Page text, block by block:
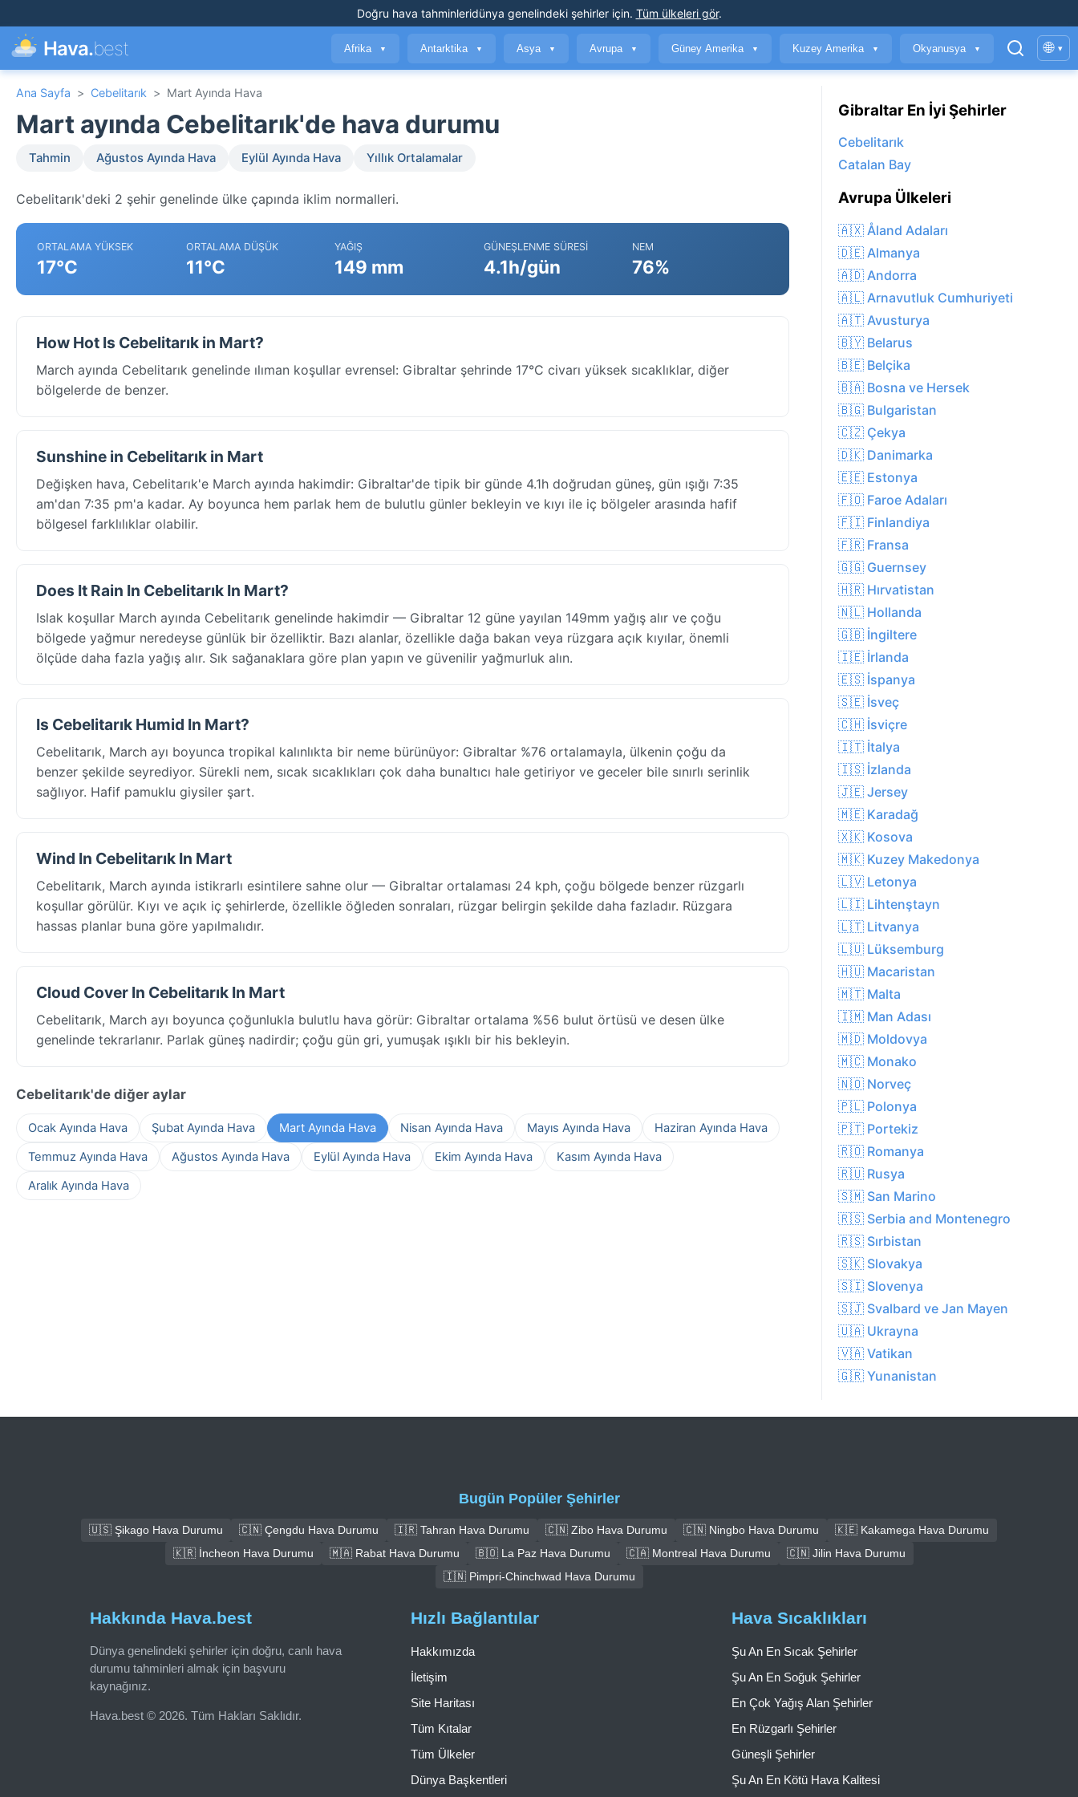
Doğru hava tahminleridünya genelindeki şehirler için. Tüm ülkeleri gör.
Hava.best Afrika ▼ Antarktika ▼ Asya ▼ Avrupa ▼ Güney Amerika ▼ Kuzey Amerika ▼ Okyanusya ▼ 🌐 ▾
Ana Sayfa > Cebelitarık > Mart Ayında Hava
Mart ayında Cebelitarık'de hava durumu
Tahmin Ağustos Ayında Hava Eylül Ayında Hava Yıllık Ortalamalar
Cebelitarık'deki 2 şehir genelinde ülke çapında iklim normalleri.
ORTALAMA YÜKSEK
17°C
ORTALAMA DÜŞÜK
11°C
YAĞIŞ
149 mm
GÜNEŞLENME SÜRESI
4.1h/gün
NEM
76%
How Hot Is Cebelitarık in Mart?
March ayında Cebelitarık genelinde ılıman koşullar evrensel: Gibraltar şehrinde 17°C civarı yüksek sıcaklıklar, diğer
bölgelerde de benzer.
Sunshine in Cebelitarık in Mart
Değişken hava, Cebelitarık'e March ayında hakimdir: Gibraltar'de tipik bir günde 4.1h doğrudan güneş, gün ışığı 7:35
am'dan 7:35 pm'a kadar. Ay boyunca hem parlak hem de bulutlu günler bekleyin ve kıyı ile iç bölgeler arasında hafif
bölgesel farklılıklar olabilir.
Does It Rain In Cebelitarık In Mart?
Islak koşullar March ayında Cebelitarık genelinde hakimdir — Gibraltar 12 güne yayılan 149mm yağış alır ve çoğu
bölgede yağmur neredeyse günlük bir özelliktir. Bazı alanlar, özellikle dağa bakan veya rüzgara açık kıyılar, önemli
ölçüde daha fazla yağış alır. Sık sağanaklara göre plan yapın ve güvenilir yağmurluk alın.
Is Cebelitarık Humid In Mart?
Cebelitarık, March ayı boyunca tropikal kalınlıkta bir neme bürünüyor: Gibraltar %76 ortalamayla, ülkenin çoğu da
benzer şekilde seyrediyor. Sürekli nem, sıcak sıcaklıkları çok daha bunaltıcı hale getiriyor ve geceler bile sınırlı serinlik
sağlıyor. Hafif pamuklu giysiler şart.
Wind In Cebelitarık In Mart
Cebelitarık, March ayında istikrarlı esintilere sahne olur — Gibraltar ortalaması 24 kph, çoğu bölgede benzer rüzgarlı
koşullar görülür. Kıyı ve açık iç şehirlerde, özellikle öğleden sonraları, rüzgar belirgin şekilde daha fazladır. Rüzgara
hassas planlar buna göre yapılmalıdır.
Cloud Cover In Cebelitarık In Mart
Cebelitarık, March ayı boyunca çoğunlukla bulutlu hava görür: Gibraltar ortalama %56 bulut örtüsü ve desen ülke
genelinde tekrarlanır. Parlak güneş nadirdir; çoğu gün gri, yumuşak ışıklı bir his bekleyin.
Cebelitarık'de diğer aylar
Ocak Ayında Hava Şubat Ayında Hava Mart Ayında Hava Nisan Ayında Hava Mayıs Ayında Hava
Haziran Ayında Hava
Temmuz Ayında Hava
Ağustos Ayında Hava Eylül Ayında Hava Ekim Ayında Hava
Kasım Ayında Hava
Aralık Ayında Hava
Gibraltar En İyi Şehirler
Cebelitarık
Catalan Bay
Avrupa Ülkeleri
🇦🇽 Åland Adaları
🇩🇪 Almanya
🇦🇩 Andorra
🇦🇱 Arnavutluk Cumhuriyeti
🇦🇹 Avusturya
🇧🇾 Belarus
🇧🇪 Belçika
🇧🇦 Bosna ve Hersek
🇧🇬 Bulgaristan
🇨🇿 Çekya
🇩🇰 Danimarka
🇪🇪 Estonya
🇫🇴 Faroe Adaları
🇫🇮 Finlandiya
🇫🇷 Fransa
🇬🇬 Guernsey
🇭🇷 Hırvatistan
🇳🇱 Hollanda
🇬🇧 İngiltere
🇮🇪 İrlanda
🇪🇸 İspanya
🇸🇪 İsveç
🇨🇭 İsviçre
🇮🇹 İtalya
🇮🇸 İzlanda
🇯🇪 Jersey
🇲🇪 Karadağ
🇽🇰 Kosova
🇲🇰 Kuzey Makedonya
🇱🇻 Letonya
🇱🇮 Lihtenştayn
🇱🇹 Litvanya
🇱🇺 Lüksemburg
🇭🇺 Macaristan
🇲🇹 Malta
🇮🇲 Man Adası
🇲🇩 Moldovya
🇲🇨 Monako
🇳🇴 Norveç
🇵🇱 Polonya
🇵🇹 Portekiz
🇷🇴 Romanya
🇷🇺 Rusya
🇸🇲 San Marino
🇷🇸 Serbia and Montenegro
🇷🇸 Sırbistan
🇸🇰 Slovakya
🇸🇮 Slovenya
🇸🇯 Svalbard ve Jan Mayen
🇺🇦 Ukrayna
🇻🇦 Vatikan
🇬🇷 Yunanistan
Bugün Popüler Şehirler
🇺🇸 Şikago Hava Durumu 🇨🇳 Çengdu Hava Durumu 🇮🇷 Tahran Hava Durumu 🇨🇳 Zibo Hava Durumu 🇨🇳 Ningbo Hava Durumu
🇰🇪 Kakamega Hava Durumu
🇰🇷 İncheon Hava Durumu
🇲🇦 Rabat Hava Durumu 🇧🇴 La Paz Hava Durumu 🇨🇦 Montreal Hava Durumu
🇨🇳 Jilin Hava Durumu
🇮🇳 Pimpri-Chinchwad Hava Durumu
Hakkında Hava.best
Dünya genelindeki şehirler için doğru, canlı hava
durumu tahminleri almak için başvuru
kaynağınız.
Hava.best © 2026. Tüm Hakları Saklıdır.
Hızlı Bağlantılar
Hakkımızda
İletişim
Site Haritası
Tüm Kıtalar
Tüm Ülkeler
Dünya Başkentleri
Hava Sıcaklıkları
Şu An En Sıcak Şehirler
Şu An En Soğuk Şehirler
En Çok Yağış Alan Şehirler
En Rüzgarlı Şehirler
Güneşli Şehirler
Şu An En Kötü Hava Kalitesi